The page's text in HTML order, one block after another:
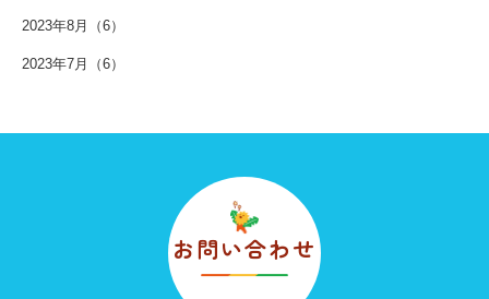
2023年8月（6）
2023年7月（6）
お問い合わせ